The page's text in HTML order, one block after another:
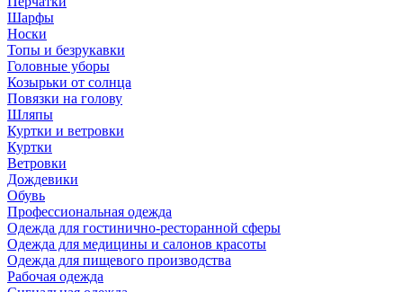
Шарфы
Носки
Топы и безрукавки
Головные уборы
Козырьки от солнца
Повязки на голову
Шляпы
Куртки и ветровки
Куртки
Ветровки
Дождевики
Обувь
Профессиональная одежда
Одежда для гостинично-ресторанной сферы
Одежда для медицины и салонов красоты
Одежда для пищевого производства
Рабочая одежда